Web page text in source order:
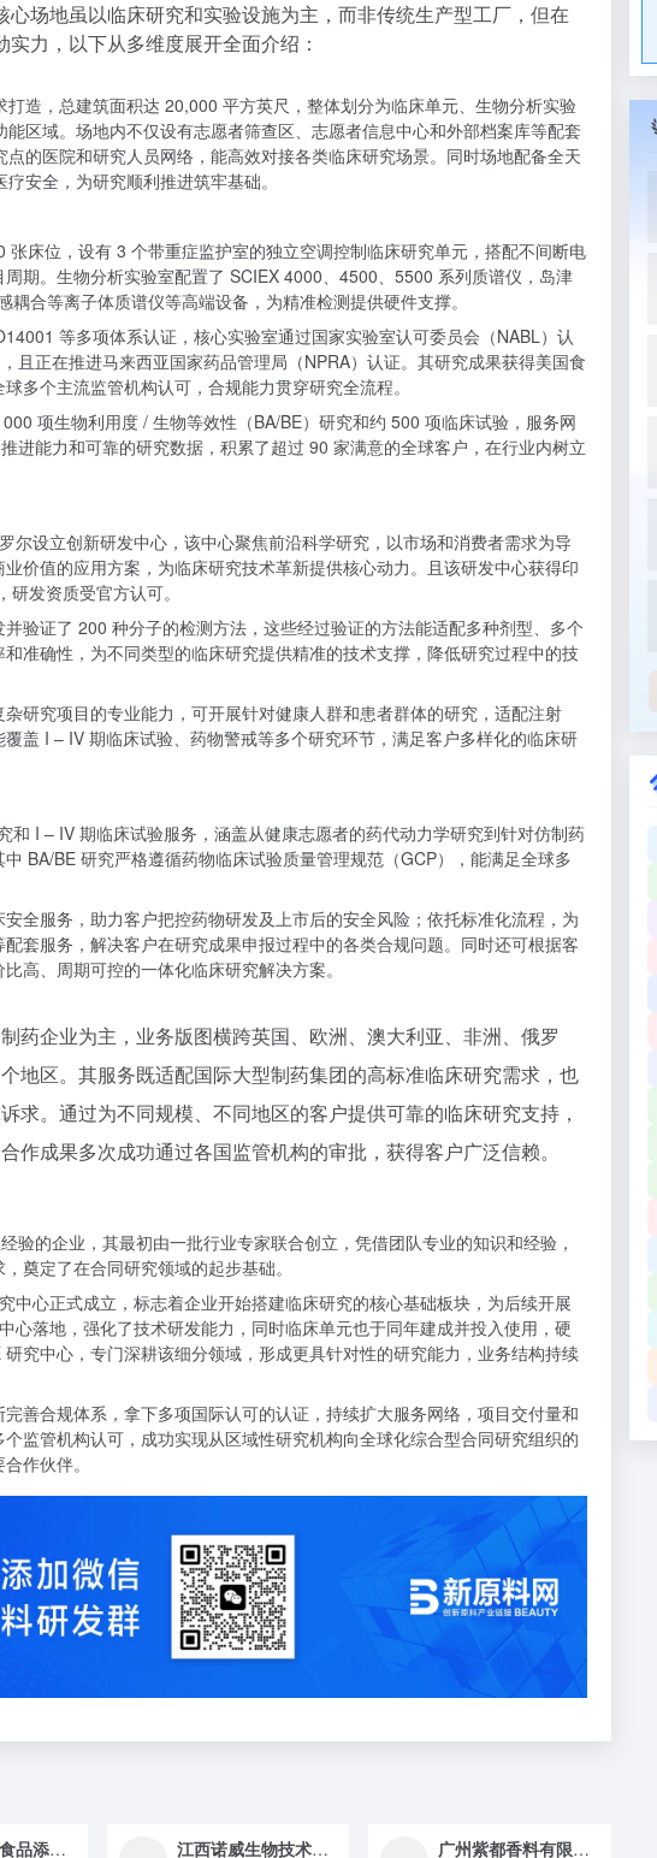
场地虽以临床研究和实验设施为主，而非传统生产型工厂，但在
力，以下从多维度展开全面介绍：
造，总建筑面积达 20,000 平方英尺，整体划分为临床单元、生物分析实验
区域。场地内不仅设有志愿者筛查区、志愿者信息中心和外部档案库等配套
的医院和研究人员网络，能高效对接各类临床研究场景。同时场地配备全天
安全，为研究顺利推进筑牢基础。
张床位，设有 3 个带重症监护室的独立空调控制临床研究单元，搭配不间断电
期。生物分析实验室配置了 SCIEX 4000、4500、5500 系列质谱仪，岛津
合等离子体质谱仪等高端设备，为精准检测提供硬件支撑。
等多项体系认证，核心实验室通过国家实验室认可委员会（NABL）认
且正在推进马来西亚国家药品管理局（NPRA）认证。其研究成果获得美国食
多个主流监管机构认可，合规能力贯穿研究全流程。
项生物利用度 / 生物等效性（BA/BE）研究和约 500 项临床试验，服务网
进能力和可靠的研究数据，积累了超过 90 家满意的全球客户，在行业内树立
尔设立创新研发中心，该中心聚焦前沿科学研究，以市场和消费者需求为导
价值的应用方案，为临床研究技术革新提供核心动力。且该研发中心获得印
发资质受官方认可。
并验证了 200 种分子的检测方法，这些经过验证的方法能适配多种剂型、多个
准确性，为不同类型的临床研究提供精准的技术支撑，降低研究过程中的技
杂研究项目的专业能力，可开展针对健康人群和患者群体的研究，适配注射
盖 I – IV 期临床试验、药物警戒等多个研究环节，满足客户多样化的临床研
和 I – IV 期临床试验服务，涵盖从健康志愿者的药代动力学研究到针对仿制药
BA/BE 研究严格遵循药物临床试验质量管理规范（GCP），能满足全球多
安全服务，助力客户把控药物研发及上市后的安全风险；依托标准化流程，为
套服务，解决客户在研究成果申报过程中的各类合规问题。同时还可根据客
高、周期可控的一体化临床研究解决方案。
药企业为主，业务版图横跨英国、欧洲、澳大利亚、非洲、俄罗
地区。其服务既适配国际大型制药集团的高标准临床研究需求，也
求。通过为不同规模、不同地区的客户提供可靠的临床研究支持，
作成果多次成功通过各国监管机构的审批，获得客户广泛信赖。
验的企业，其最初由一批行业专家联合创立，凭借团队专业的知识和经验，
奠定了在合同研究领域的起步基础。
中心正式成立，标志着企业开始搭建临床研究的核心基础板块，为后续开展
心落地，强化了技术研发能力，同时临床单元也于同年建成并投入使用，硬
究中心，专门深耕该细分领域，形成更具针对性的研究能力，业务结构持续
完善合规体系，拿下多项国际认可的认证，持续扩大服务网络，项目交付量和
监管机构认可，成功实现从区域性研究机构向全球化综合型合同研究组织的
作伙伴。
上海尼利慷食品添加剂有限公司 江西诺威生物技术有限公司 广州紫都香料有限公司